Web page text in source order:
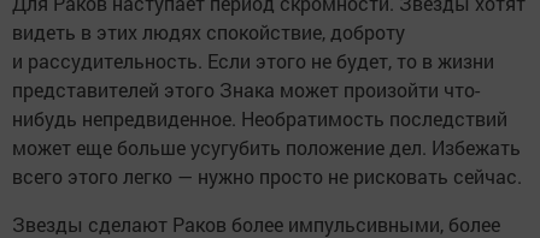
видеть в этих людях спокойствие, доброту
и рассудительность. Если этого не будет, то в жизни
представителей этого Знака может произойти что-
нибудь непредвиденное. Необратимость последствий
может еще больше усугубить положение дел. Избежать
всего этого легко — нужно просто не рисковать сейчас.
Звезды сделают Раков более импульсивными, более